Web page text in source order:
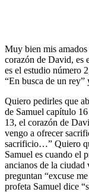
Muy bien mis amados
corazón de David, es
es el estudio número
“En busca de un
Quiero pedirles que
de Samuel capítulo
13, el corazón de
vengo a ofrecer
sacrificio…” Quiero
Samuel es cuando el
ancianos de la ciudad
preguntan “excuse
profeta Samuel dice